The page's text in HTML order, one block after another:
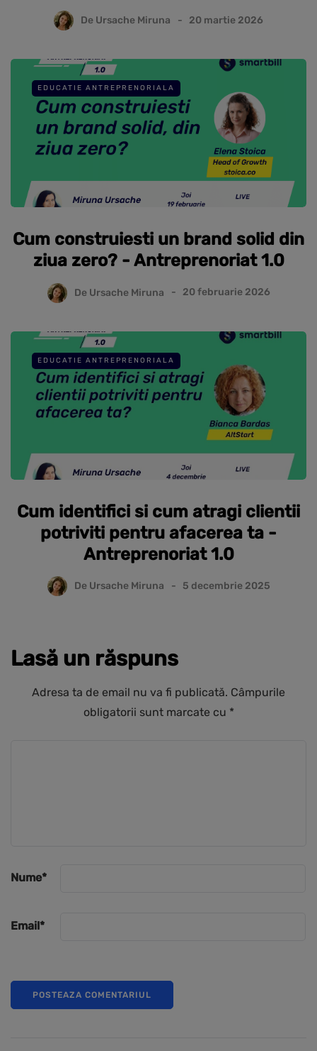
De Ursache Miruna 20 martie 2026
EDUCATIE ANTREPRENORIALA
Cum construiesti un brand solid din
ziua zero? - Antreprenoriat 1.0
De Ursache Miruna 20 februarie 2026
EDUCATIE ANTREPRENORIALA
Cum identifici si cum atragi clientii
potriviti pentru afacerea ta -
Antreprenoriat 1.0
De Ursache Miruna 5 decembrie 2025
Lasă un răspuns
Adresa ta de email nu va fi publicată. Câmpurile
obligatorii sunt marcate cu *
Nume*
Email *